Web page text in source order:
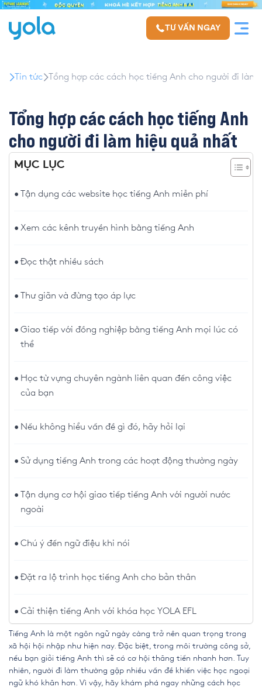
TƯ VẤN NGAY
Tin tức Tổng hợp các cách học tiếng Anh cho người đi làm
Tổng hợp các cách học tiếng Anh
cho người đi làm hiệu quả nhất
MỤC LỤC
Tận dụng các website học tiếng Anh miễn phí
Xem các kênh truyền hình bằng tiếng Anh
Đọc thật nhiều sách
Thư giãn và đừng tạo áp lực
Giao tiếp với đồng nghiệp bằng tiếng Anh mọi lúc có
thể
Học từ vựng chuyên ngành liên quan đến công việc
của bạn
Nếu không hiểu vấn đề gì đó, hãy hỏi lại
Sử dụng tiếng Anh trong các hoạt động thường ngày
Tận dụng cơ hội giao tiếp tiếng Anh với người nước
ngoài
Chú ý đến ngữ điệu khi nói
Đặt ra lộ trình học tiếng Anh cho bản thân
Cải thiện tiếng Anh với khóa học YOLA EFL
Tiếng Anh là một ngôn ngữ ngày càng trở nên quan trọng trong
xã hội hội nhập như hiện nay. Đặc biệt, trong môi trường công sở,
nếu bạn giỏi tiếng Anh thì sẽ có cơ hội thăng tiến nhanh hơn. Tuy
nhiên, người đi làm thường gặp nhiều vấn đề khiến việc học ngoại
ngữ khó khăn hơn . Vì vậy, hãy khám phá ngay những cách học